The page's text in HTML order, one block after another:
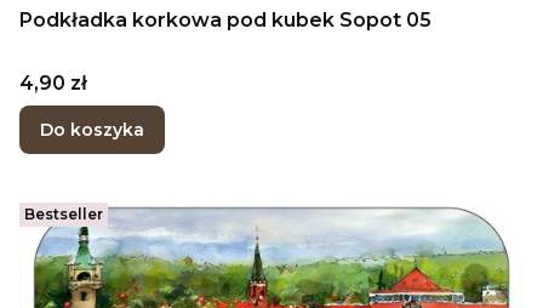
Podkładka korkowa pod kubek Sopot 05
Cena
4,90 zł
Do koszyka
Bestseller